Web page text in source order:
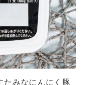
たみなにんにく豚